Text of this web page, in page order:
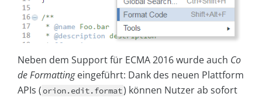
Neben dem Support für ECMA 2016 wurde auch Co
de Formattingeingeführt: Dank des neuen Plattform
APIs ( orion.edit.format) können Nutzer ab sofort